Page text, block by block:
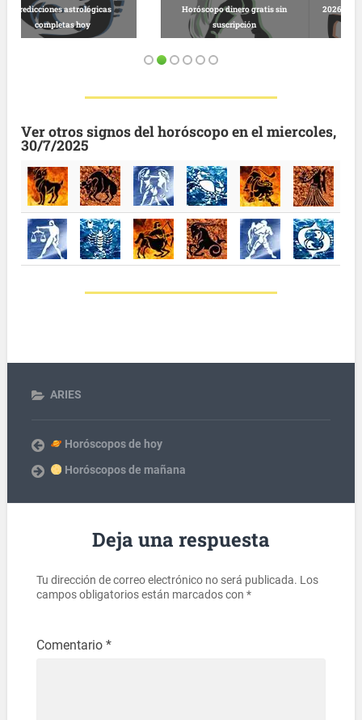
2026 | Predicciones astrológicas
gratuitas
2026 | Horóscopo salud diario
gratis
Ver otros signos del horóscopo en el miercoles,
30/7/2025
ARIES
Horóscopos de hoy
Horóscopos de mañana
Deja una respuesta
Tu dirección de correo electrónico no será publicada. Los
campos obligatorios están marcados con *
Comentario *